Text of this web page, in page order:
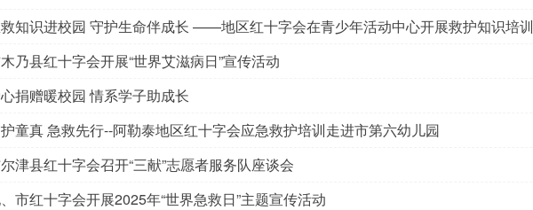
知识进校园 守护生命伴成长 ——地区红十字会在青少年活动中心开展救护知识培训
乃县红十字会开展“世界艾滋病日”宣传活动
捐赠暖校园 情系学子助成长
童真 急救先行--阿勒泰地区红十字会应急救护培训走进市第六幼儿园
津县红十字会召开“三献”志愿者服务队座谈会
市红十字会开展2025年“世界急救日”主题宣传活动